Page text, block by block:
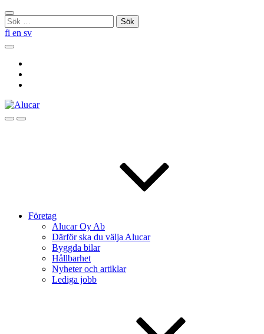
Skip
to
content
Stäng
sökningen
Sök
efter:
fi en sv
Sök
SökMenu
Företag
Alucar Oy Ab
Därför ska du välja Alucar
Byggda bilar
Hållbarhet
Nyheter och artiklar
Lediga jobb